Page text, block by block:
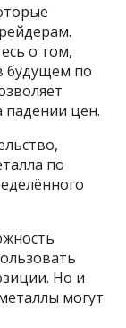
о том,
будущем по
падении цен.
по
Но и
могут